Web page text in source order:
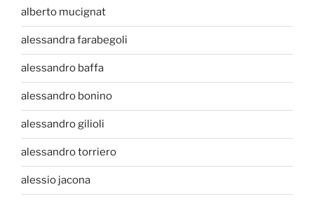
alberto mucignat
alessandra farabegoli
alessandro baffa
alessandro bonino
alessandro gilioli
alessandro torriero
alessio jacona